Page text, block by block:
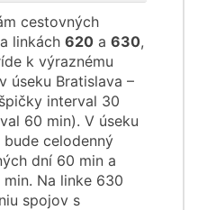
cestovných
linkách 620 a 630,
k výraznému
úseku Bratislava –
interval 30
60 min). V úseku
bude celodenný
dní 60 min a
Na linke 630
spojov s